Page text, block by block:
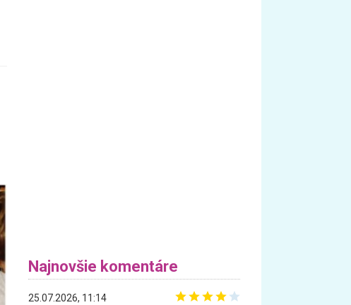
Najnovšie komentáre
25.07.2026, 11:14